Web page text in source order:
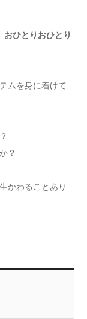
ひとりおひとり
ムを身に着けて
？
かわることあり